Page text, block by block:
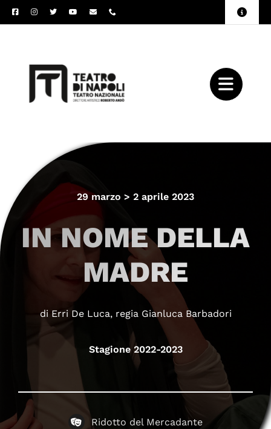
Salta
al
Toggle
29 marzo > 2 aprile 2023
IN NOME DELLA
MADRE
di Erri De Luca, regia Gianluca Barbadori
Stagione 2022-2023
Ridotto del Mercadante